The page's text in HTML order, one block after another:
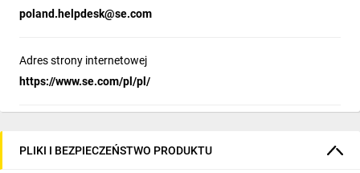
poland.helpdesk@se.com
Adres strony internetowej
https://www.se.com/pl/pl/
PLIKI I BEZPIECZEŃSTWO PRODUKTU